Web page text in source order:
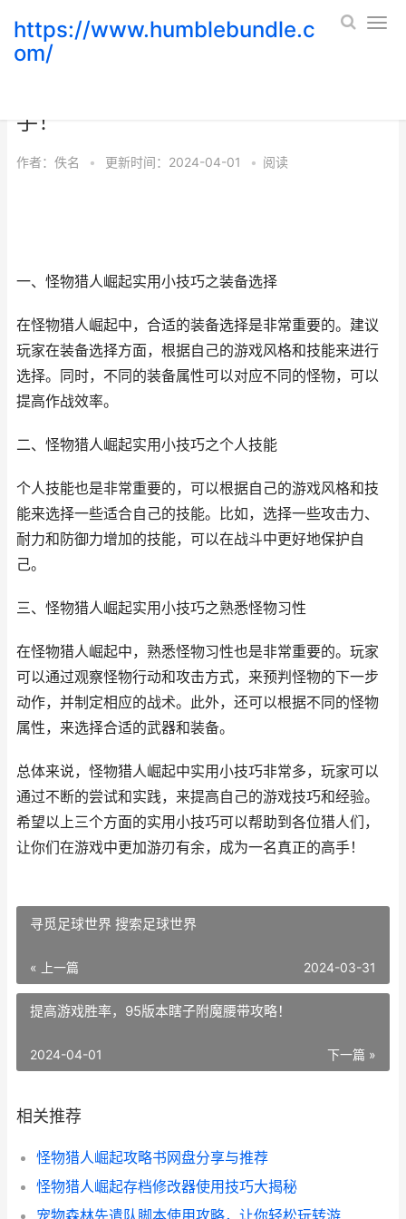
https://www.humblebundle.c
om/
手！
作者： 佚名 • 更新时间：2024-04-01 • 阅读
一、怪物猎人崛起实用小技巧之装备选择
在怪物猎人崛起中，合适的装备选择是非常重要的。建议
玩家在装备选择方面，根据自己的游戏风格和技能来进行
选择。同时，不同的装备属性可以对应不同的怪物，可以
提高作战效率。
二、怪物猎人崛起实用小技巧之个人技能
个人技能也是非常重要的，可以根据自己的游戏风格和技
能来选择一些适合自己的技能。比如，选择一些攻击力、
耐力和防御力增加的技能，可以在战斗中更好地保护自
己。
三、怪物猎人崛起实用小技巧之熟悉怪物习性
在怪物猎人崛起中，熟悉怪物习性也是非常重要的。玩家
可以通过观察怪物行动和攻击方式，来预判怪物的下一步
动作，并制定相应的战术。此外，还可以根据不同的怪物
属性，来选择合适的武器和装备。
总体来说，怪物猎人崛起中实用小技巧非常多，玩家可以
通过不断的尝试和实践，来提高自己的游戏技巧和经验。
希望以上三个方面的实用小技巧可以帮助到各位猎人们，
让你们在游戏中更加游刃有余，成为一名真正的高手！
寻觅足球世界 搜索足球世界
« 上一篇 2024-03-31
提高游戏胜率，95版本瞎子附魔腰带攻略！
下一篇 »
2024-04-01
相关推荐
怪物猎人崛起攻略书网盘分享与推荐
怪物猎人崛起存档修改器使用技巧大揭秘